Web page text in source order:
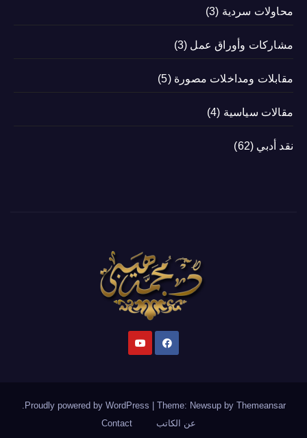
محاولات سردية (3)
مشاركات وأوراق عمل (3)
مقابلات ومداخلات مصورة (5)
مقالات سياسية (4)
نقد أدبي (62)
Proudly powered by WordPress Theme: Newsup by Themeansar
عن الكاتب
Contact